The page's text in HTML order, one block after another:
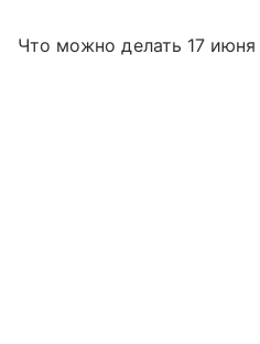
Что можно делать 17 июня